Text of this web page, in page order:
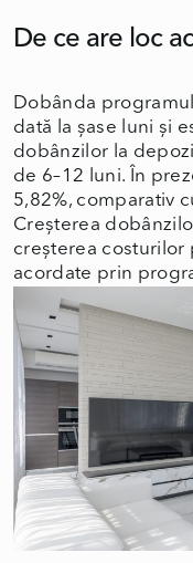
De ce are loc
Dobânda
dată la șase luni și
dobânzilor la
de 6–12 luni. În
5,82%, comparativ
Creșterea
creșterea
acordate prin